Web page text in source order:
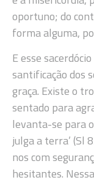
oportuno; do
forma alguma,
E esse
santificação dos
graça. Existe o
sentado para
levanta-se para
julga a terra’ (Sl
nos com
hesitantes.